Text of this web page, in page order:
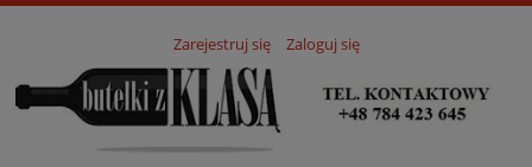
Zarejestruj się Zaloguj się